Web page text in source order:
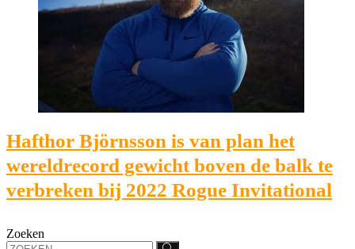
Hafthor Björnsson is van plan het
wereldrecord gewicht boven de balk te
verbreken bij 2022 Rogue Invitational
Zoeken